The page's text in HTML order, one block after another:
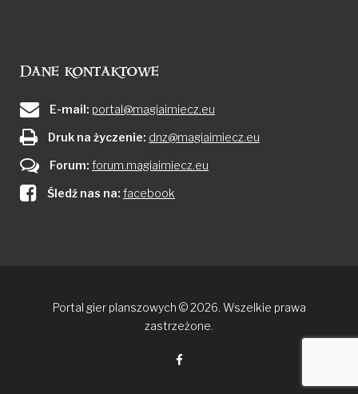
Dane kontaktowe
E-mail: portal@magiaimiecz.eu
Druk na życzenie: dnz@magiaimiecz.eu
Forum: forum.magiaimiecz.eu
Śledź nas na: facebook
Portal gier planszowych © 2026. Wszelkie prawa
zastrzeżone.